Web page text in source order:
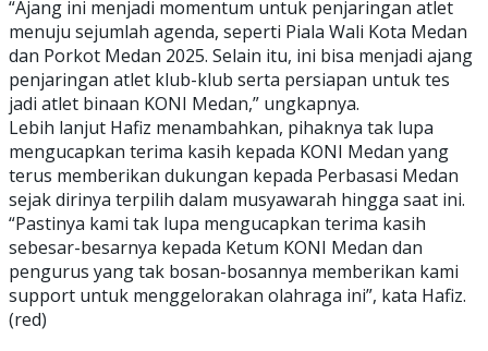
“Ajang ini menjadi momentum untuk penjaringan atlet
menuju sejumlah agenda, seperti Piala Wali Kota Medan
dan Porkot Medan 2025. Selain itu, ini bisa menjadi ajang
penjaringan atlet klub-klub serta persiapan untuk tes
jadi atlet binaan KONI Medan,” ungkapnya.
Lebih lanjut Hafiz menambahkan, pihaknya tak lupa
mengucapkan terima kasih kepada KONI Medan yang
terus memberikan dukungan kepada Perbasasi Medan
sejak dirinya terpilih dalam musyawarah hingga saat ini.
“Pastinya kami tak lupa mengucapkan terima kasih
sebesar-besarnya kepada Ketum KONI Medan dan
pengurus yang tak bosan-bosannya memberikan kami
support untuk menggelorakan olahraga ini”, kata Hafiz.
(red)